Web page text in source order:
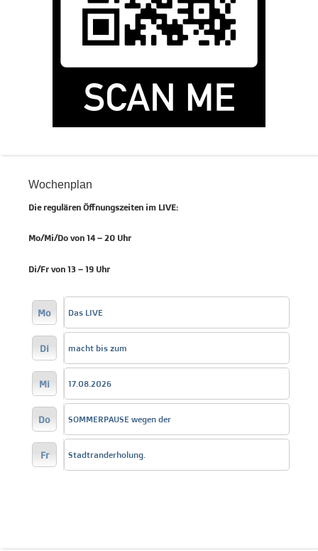
Wochenplan
Die regulären Öffnungszeiten im LIVE:
Mo/Mi/Do von 14 – 20 Uhr
Di/Fr von 13 – 19 Uhr
Mo Das LIVE
Di macht bis zum
Mi 17.08.2026
Do SOMMERPAUSE wegen der
Fr Stadtranderholung.